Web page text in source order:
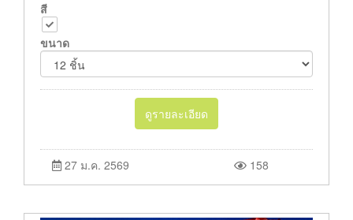
สี
ขนาด
ดูรายละเอียด
27 ม.ค. 2569 158